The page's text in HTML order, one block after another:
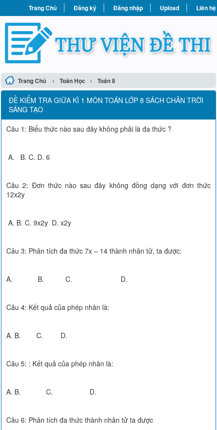
Trang Chủ Đăng ký Đăng nhập Upload Liên hệ
Trang Chủ › Toán Học › Toán 8
ĐỀ KIỂM TRA GIỮA KÌ 1 MÔN TOÁN LỚP 8 SÁCH CHÂN TRỜI
SÁNG TẠO
Câu 1: Biểu thức nào sau đây không phải là đa thức ?
A. B. C. D. 6
Câu 2: Đơn thức nào sau đây không đồng dạng với đơn thức
12x2y
A. B. C. 9x2y D. x2y
Câu 3: Phân tích đa thức 7x – 14 thành nhân tử, ta được:
A. B. C. D.
Câu 4: Kết quả của phép nhân là:
A. B. C. D.
Câu 5: : Kết quả của phép nhân là:
A. B. C. D.
Câu 6: Phân tích đa thức thành nhân tử ta được